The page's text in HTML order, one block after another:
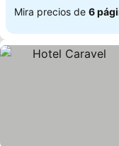
Mira precios de 6